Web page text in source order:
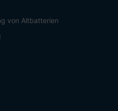
von Altbatterien